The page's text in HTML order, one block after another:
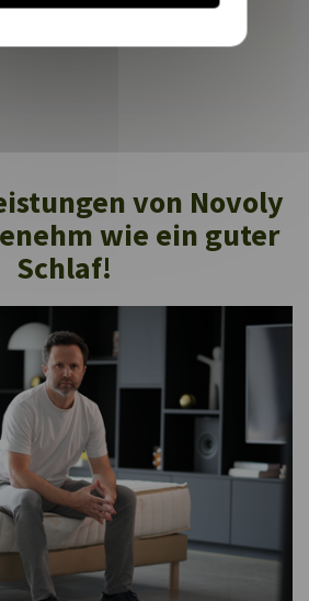
von Novoly
wie ein guter
Schlaf!